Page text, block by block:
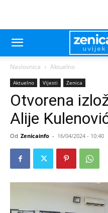
Naslovnica Aktuelno
Aktuelno Vijesti Zenica
Otvorena
Alije
Od Zenicainfo - 16/04/2024 - 10:40